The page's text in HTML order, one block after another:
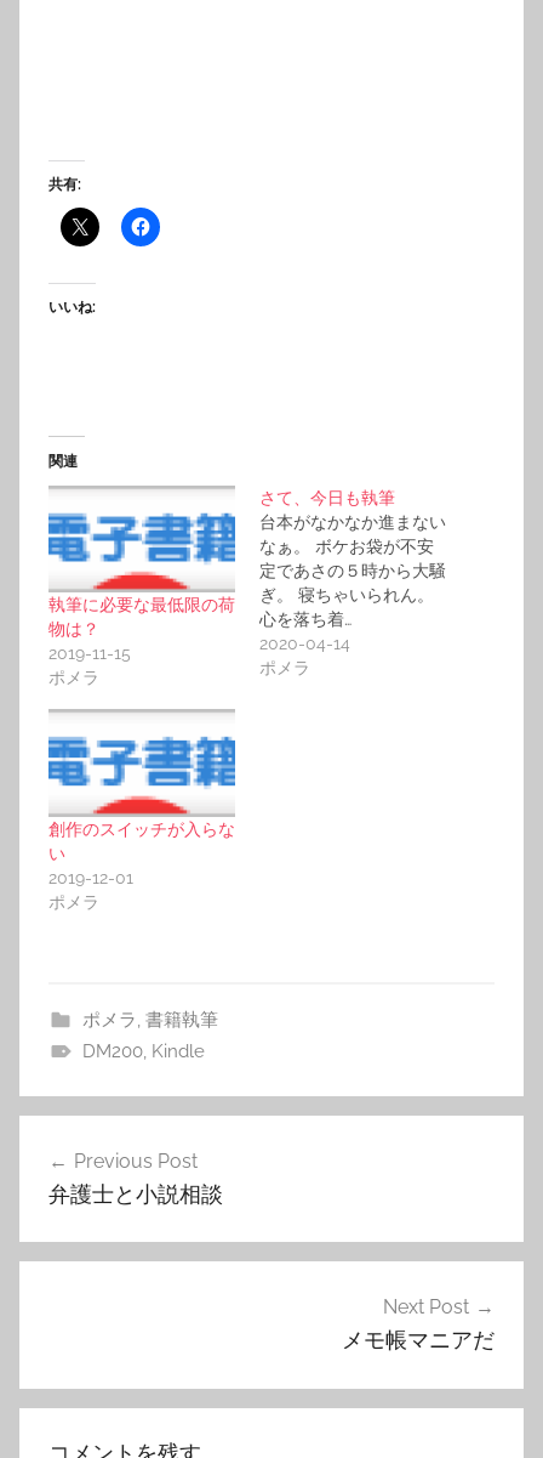
共有:
いいね:
関連
執筆に必要な最低限の荷
物は？
2019-11-15
ポメラ
さて、今日も執筆
台本がなかなか進まない
なぁ。 ボケお袋が不安
定であさの５時から大騒
ぎ。 寝ちゃいられん。
心を落ち着…
2020-04-14
ポメラ
創作のスイッチが入らな
い
2019-12-01
ポメラ
ポメラ 書籍執筆
DM200, Kindle
ビ
シ
Previous Post
弁護士と小説相談
Next Post
メモ帳マニアだ
コメントを残す